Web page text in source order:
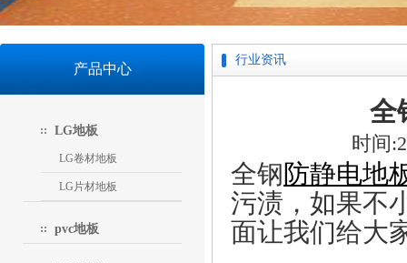
产品中心
LG地板
LG卷材地板
LG片材地板
pvc地板
行业资讯
全
时间
全钢防静电地
污渍，如果不
面让我们给大